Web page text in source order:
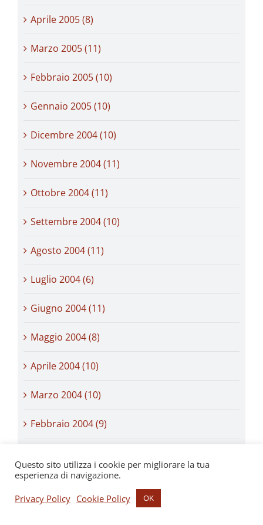
Aprile 2005 (8)
Marzo 2005 (11)
Febbraio 2005 (10)
Gennaio 2005 (10)
Dicembre 2004 (10)
Novembre 2004 (11)
Ottobre 2004 (11)
Settembre 2004 (10)
Agosto 2004 (11)
Luglio 2004 (6)
Giugno 2004 (11)
Maggio 2004 (8)
Aprile 2004 (10)
Marzo 2004 (10)
Febbraio 2004 (9)
Dicembre 2003 (16)
Questo sito utilizza i cookie per migliorare la tua
esperienza di navigazione.
Privacy Policy Cookie Policy OK